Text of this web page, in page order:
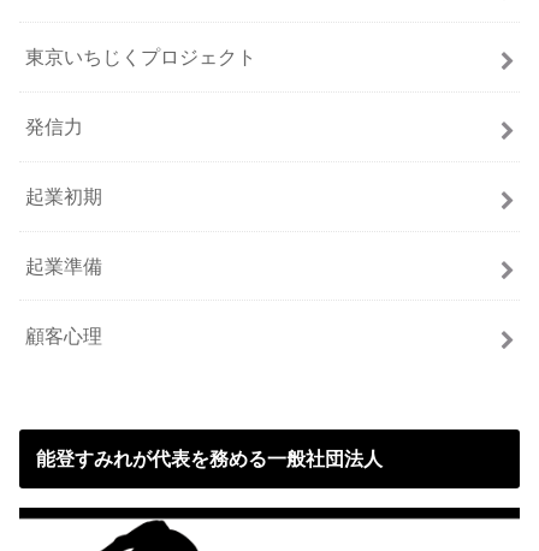
東京いちじくプロジェクト
発信力
起業初期
起業準備
顧客心理
能登すみれが代表を務める一般社団法人